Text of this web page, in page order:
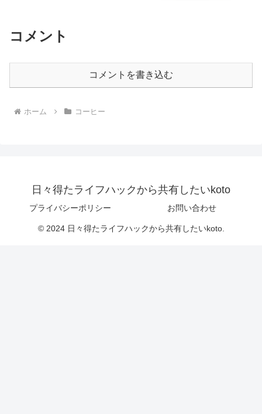
コメント
コメントを書き込む
ホーム コーヒー
日々得たライフハックから共有したいkoto
プライバシーポリシー お問い合わせ
© 2024 日々得たライフハックから共有したいkoto.